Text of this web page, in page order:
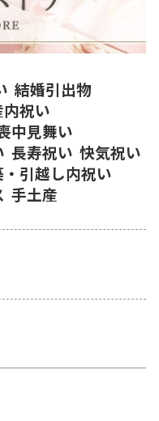
結婚引出物
内祝い
中見舞い
長寿祝い 快気祝い
引越し内祝い
手土産